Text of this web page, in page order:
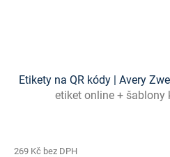
Etikety na QR kódy | Avery
etiket online + šablony
269 Kč bez DPH